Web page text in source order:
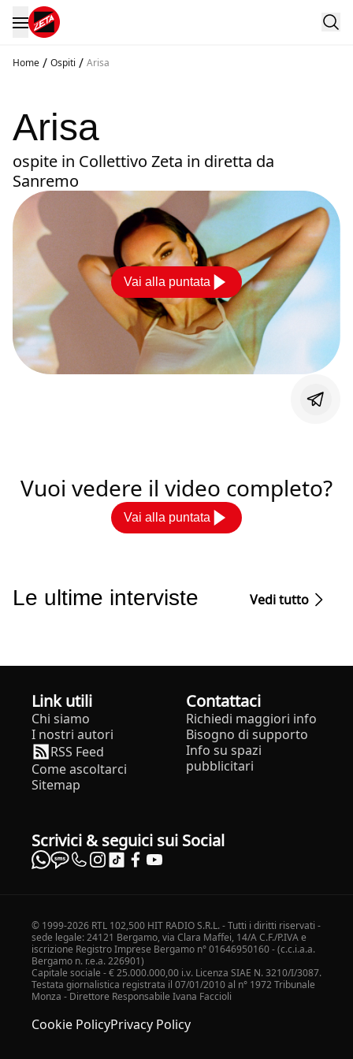
Home / Ospiti / Arisa
Arisa
ospite in Collettivo Zeta in diretta da
Sanremo
Vai alla puntata
Vuoi vedere il video completo?
Vai alla puntata
Le ultime interviste Vedi tutto
Link utili
Chi siamo
I nostri autori
RSS Feed
Come ascoltarci
Sitemap
Contattaci
Richiedi maggiori info
Bisogno di supporto
Info su spazi
pubblicitari
Scrivici & seguici sui Social
© 1999-2026 RTL 102,500 HIT RADIO S.R.L. - Tutti i diritti riservati -
sede legale: 24121 Bergamo, via Clara Maffei, 14/A C.F./P.IVA e
iscrizione Registro Imprese Bergamo n° 01646950160 - (c.c.i.a.a.
Bergamo n. r.e.a. 226901)
Capitale sociale - € 25.000.000,00 i.v. Licenza SIAE N. 3210/I/3087.
Testata giornalistica registrata il 07/01/2010 al n° 1972 Tribunale
Monza - Direttore Responsabile Ivana Faccioli
Cookie PolicyPrivacy Policy